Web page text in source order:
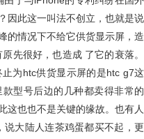
因此这一叫法不创立，也就是说
的情况下不给它供货显示屏，造
先很好，也造成 了它的衰落。
为htc供货显示屏的是htc g7这
型号后边的几种都卖得非常的
这也也不是关键的缘故。也有人
大陆人连茶鸡蛋都买不起，更